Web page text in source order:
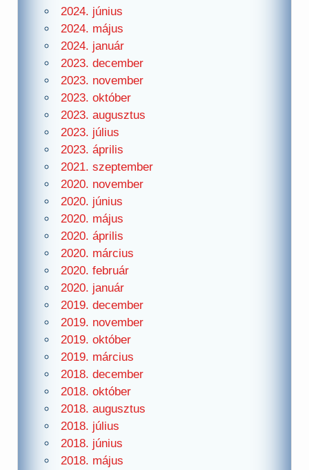
2024. június
2024. május
2024. január
2023. december
2023. november
2023. október
2023. augusztus
2023. július
2023. április
2021. szeptember
2020. november
2020. június
2020. május
2020. április
2020. március
2020. február
2020. január
2019. december
2019. november
2019. október
2019. március
2018. december
2018. október
2018. augusztus
2018. július
2018. június
2018. május